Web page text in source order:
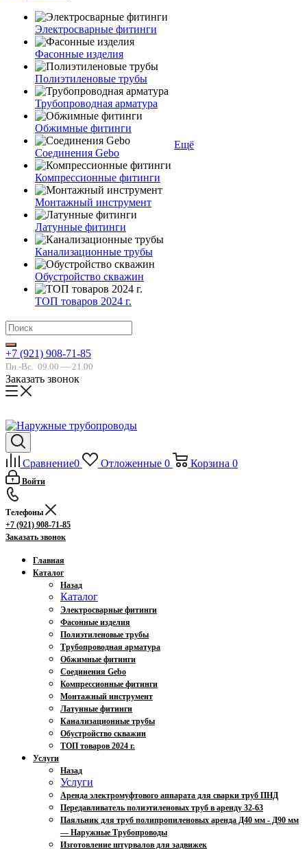
Электросварные фитинги
Фасонные изделия
Полиэтиленовые трубы
Трубопроводная арматура
Обжимные фитинги
Соединения Gebo
Компрессионные фитинги
Монтажный инструмент
Латунные фитинги
Канализационные трубы
Обустройство скважин
ТОП товаров 2024 г.
Ещё
+7 (921) 908-71-85
Пн.-Вс. 09.00 — 21.00
Заказать звонок
Сравнение0 Отложенные 0 Корзина 0
Войти
Телефоны
+7 (921) 908-71-85
Заказать звонок
Главная
Каталог
Назад
Каталог
Электросварные фитинги
Фасонные изделия
Полиэтиленовые трубы
Трубопроводная арматура
Обжимные фитинги
Соединения Gebo
Компрессионные фитинги
Монтажный инструмент
Латунные фитинги
Канализационные трубы
Обустройство скважин
ТОП товаров 2024 г.
Услуги
Назад
Услуги
Аренда электромуфтового аппарата для сварки труб ПНД
Передавливатель полиэтиленовых труб в аренду 32-63
Паяльник для труб полипропиленовых аренда Д40 мм - Д90 мм
— Наружные Трубопроводы
Изготовление штурвалов для задвижек